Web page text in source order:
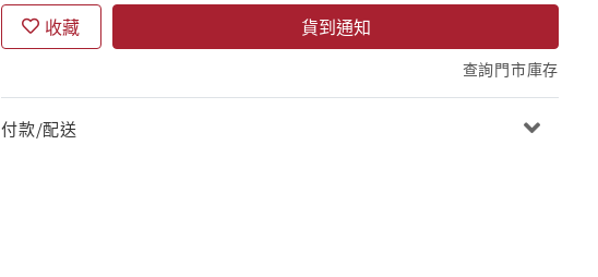
收藏 貨到通知
查詢門市庫存
付款/配送